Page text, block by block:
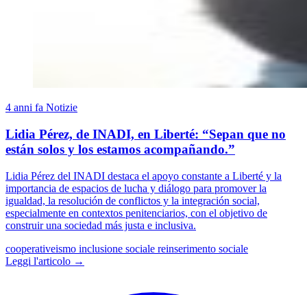
4 anni fa Notizie
Lidia Pérez, de INADI, en Liberté: “Sepan que no
están solos y los estamos acompañando.”
Lidia Pérez del INADI destaca el apoyo constante a Liberté y la
importancia de espacios de lucha y diálogo para promover la
igualdad, la resolución de conflictos y la integración social,
especialmente en contextos penitenciarios, con el objetivo de
construir una sociedad más justa e inclusiva.
cooperativeismo inclusione sociale reinserimento sociale
Leggi l'articolo →